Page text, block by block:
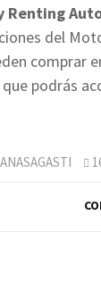
Renting
del
comprar
podrás